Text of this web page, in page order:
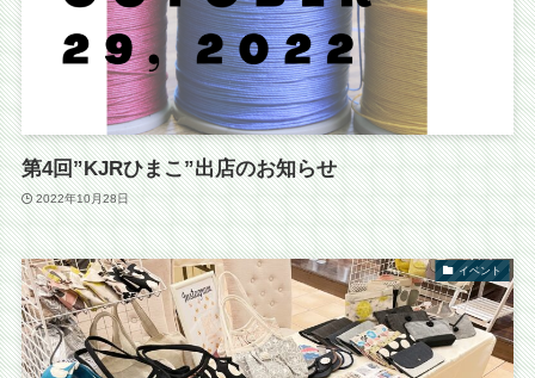
第4回”KJRひまこ”出店のお知らせ
2022年10月28日
イベント